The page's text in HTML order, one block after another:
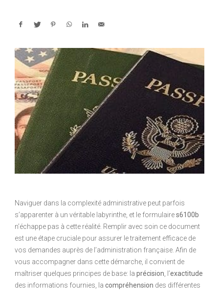
Naviguer dans la complexité administrative peut parfois
s’apparenter à un véritable labyrinthe, et le formulaires6100b
n’échappe pas à cette réalité. Remplir avec soin ce document
est une étape cruciale pour assurer le traitement efficace de
vos demandes auprès de l’administration française. Afin de
vous accompagner dans cette démarche, il convient de
maîtriser quelques principes de base: la précision , l’exactitude
des informations fournies, la compréhension des différentes